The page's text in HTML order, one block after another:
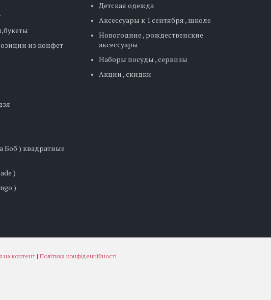
из конфет
Боб ) квадратные
)
)
Детская одежда
Аксессуары к 1 сентября , школе
Новогодние , рождественские
аксессуары
Наборы посуды , сервизы
Акции , скидки
на контент | Політика конфіденційності